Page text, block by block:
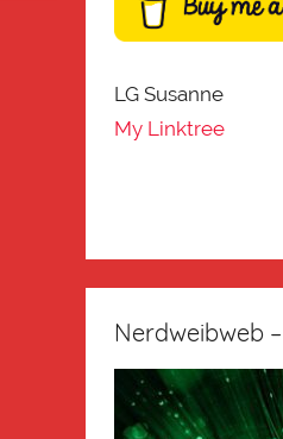
LG Susanne
My Linktree
Nerdweibweb